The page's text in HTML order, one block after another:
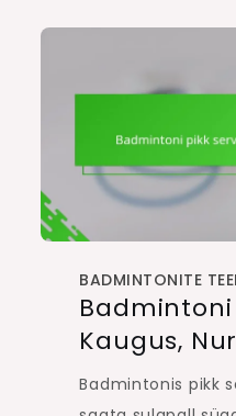
BADMINTONITE
Badmintoni
Kaugus,
Badmintonis pikk